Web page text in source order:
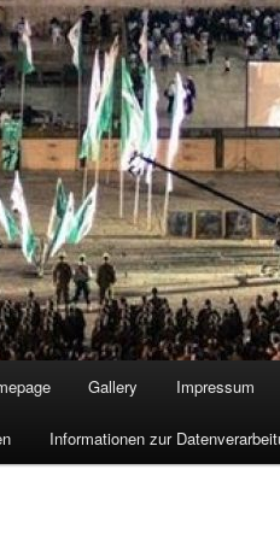
Gallery Impressum
Informationen zur